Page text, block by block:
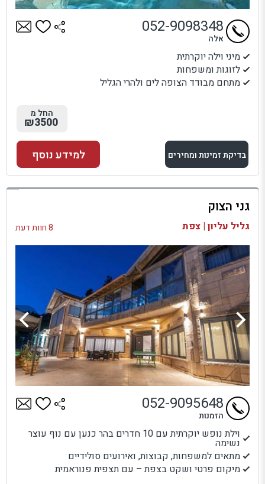
מיני וילה יוקרתית
לזוגות ומשפחות
מתחם מבודד הצופה לים ולהרי הגליל
052-9098348
אלה
החל מ
₪3500
בדיקת זמינות ומחירים
למתחם זה
בדיקת זמינות ומחירים
למידע נוסף
גני הצוק
גליל עליון | צפת 8 חוות דעת
וילת נופש יוקרתית עם 10 חדרים בהר כנען עם נוף עוצר
נשימה
מתאים למשפחות, קבוצות, ואירועים סולידיים
מיקום פרטי ושקט בצפת – עם תצפית פנוראמית
052-9095648
הזמנות